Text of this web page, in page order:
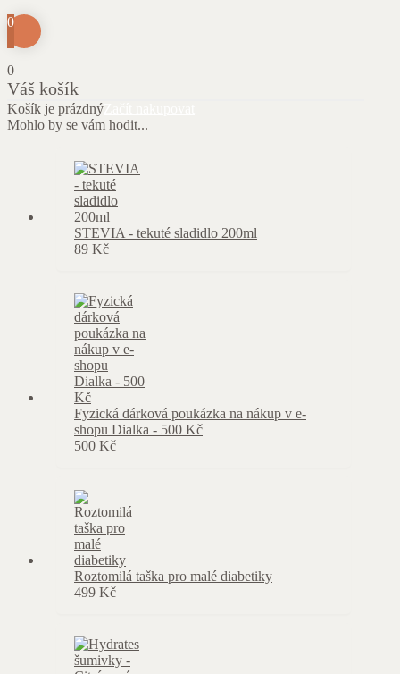
0
0
Váš košík
Košík je prázdný
Mohlo by se vám hodit...
STEVIA - tekuté sladidlo 200ml
89 Kč
Fyzická dárková poukázka na nákup v e-
shopu Dialka - 500 Kč
500 Kč
Roztomilá taška pro malé diabetiky
499 Kč